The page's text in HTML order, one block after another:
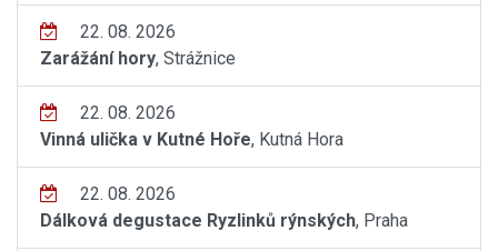
22. 08. 2026
Zarážání hory, Strážnice
22. 08. 2026
Vinná ulička v Kutné Hoře, Kutná Hora
22. 08. 2026
Dálková degustace Ryzlinků rýnských, Praha